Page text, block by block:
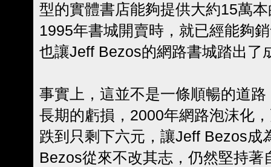
型的實體書店能夠提供大約15萬
1995年書城開賣時，就已經能夠
也讓Jeff Bezos的網路書城踏出了
事實上，這並不是一條順暢的道
長期的虧損，2000年網路泡沫化
跌到只剩下六元，讓Jeff Bezos成
Bezos從來不改其志，仍然堅持著